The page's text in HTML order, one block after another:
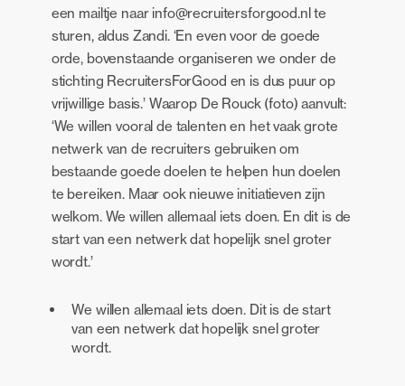
een mailtje naar info@recruitersforgood.nl te
sturen, aldus Zandi. ‘En even voor de goede
orde, bovenstaande organiseren we onder de
stichting RecruitersForGood en is dus puur op
vrijwillige basis.’ Waarop De Rouck (foto) aanvult:
‘We willen vooral de talenten en het vaak grote
netwerk van de recruiters gebruiken om
bestaande goede doelen te helpen hun doelen
te bereiken. Maar ook nieuwe initiatieven zijn
welkom. We willen allemaal iets doen. En dit is de
start van een netwerk dat hopelijk snel groter
wordt.’
We willen allemaal iets doen. Dit is de start
van een netwerk dat hopelijk snel groter
wordt.